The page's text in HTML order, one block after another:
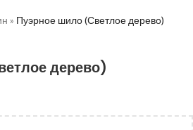
» Пуэрное шило (Светлое дерево)
дерево)